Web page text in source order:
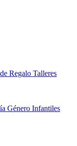
Regalo Talleres
Género Infantiles